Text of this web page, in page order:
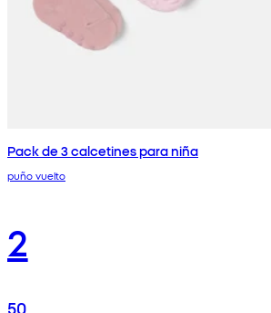
Pack de 3 calcetines para niña
puño vuelto
2
50